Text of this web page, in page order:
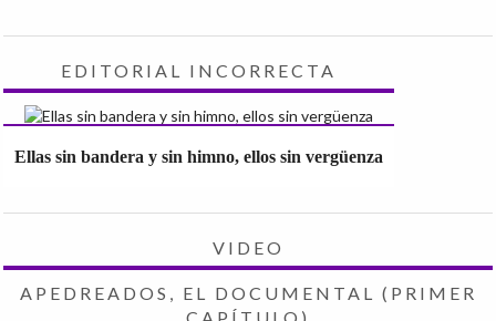
EDITORIAL INCORRECTA
Ellas sin bandera y sin himno, ellos sin vergüenza
VIDEO
APEDREADOS, EL DOCUMENTAL (PRIMER